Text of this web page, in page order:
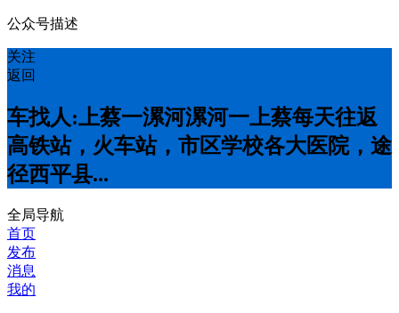
公众号描述
关注
返回
车找人:上蔡一漯河漯河一上蔡每天往返
高铁站，火车站，市区学校各大医院，途
径西平县...
全局导航
首页
发布
消息
我的